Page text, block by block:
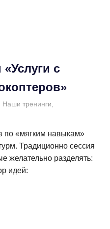
с
Наши тренинги
по «мягким навыкам»
Традиционно сессия
желательно разделять:
идей: